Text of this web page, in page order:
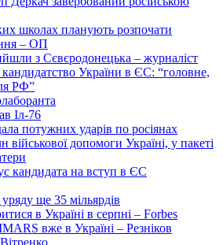
школах планують розпочати
– ОП
з Сєвєродонецька – журналіст
України в ЄС: “головне,
РФ”
Іл-76
потужних ударів по росіянах
допомоги Україні, у пакеті
кандидата на вступ в ЄС
ще 35 мільярдів
в Україні в серпні – Forbes
вже в Україні – Резніков